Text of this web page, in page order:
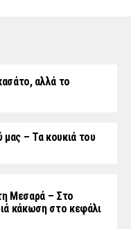
αλλά το
μας – Τα κουκιά του
Μεσαρά – Στο
κάκωση στο κεφάλι